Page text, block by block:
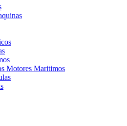
Motores Maritimos